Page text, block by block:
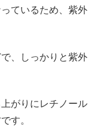
ているため、紫外
、しっかりと紫外
がりにレチノール
す。